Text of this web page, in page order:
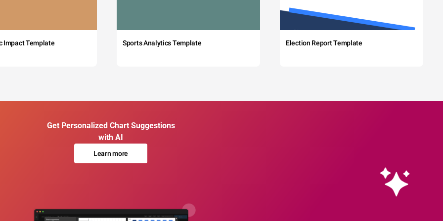
Impact Template Sports Analytics Template Election Report Template
Get Personalized Chart Suggestions
with AI
Learn more